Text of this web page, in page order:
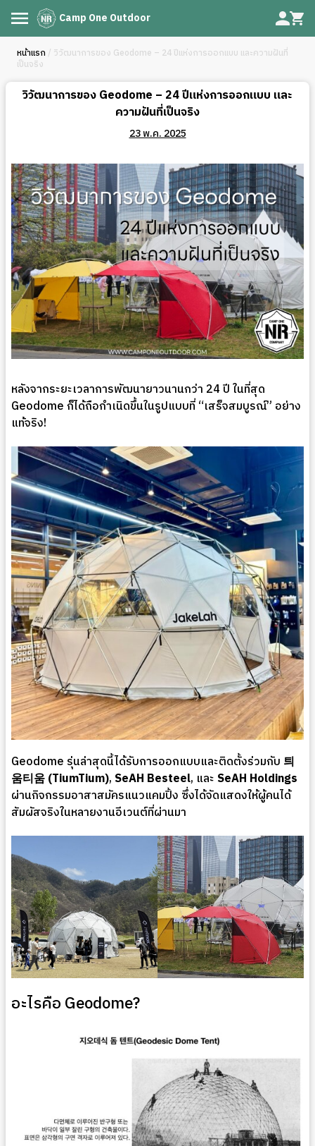
Camp One Outdoor
หน้าแรก / วิวัฒนาการของ Geodome – 24 ปีแห่งการออกแบบ และความฝันที่
เป็นจริง
วิวัฒนาการของ Geodome – 24 ปีแห่งการออกแบบ และ
ความฝันที่เป็นจริง
23 พ.ค. 2025
หลังจากระยะเวลาการพัฒนายาวนานกว่า 24 ปี ในที่สุด
Geodome ก็ได้ถือกำเนิดขึ้นในรูปแบบที่ “เสร็จสมบูรณ์” อย่าง
แท้จริง!
Geodome รุ่นล่าสุดนี้ได้รับการออกแบบและติดตั้งร่วมกับ 틔
움티움 (TiumTium),SeAH Besteel, และSeAH Holdings
ผ่านกิจกรรมอาสาสมัครแนวแคมปิ้ง ซึ่งได้จัดแสดงให้ผู้คนได้
สัมผัสจริงในหลายงานอีเวนต์ที่ผ่านมา
อะไรคือ Geodome?